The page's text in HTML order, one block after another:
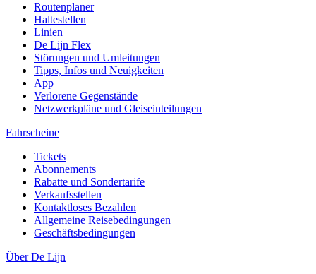
Routenplaner
Haltestellen
Linien
De Lijn Flex
Störungen und Umleitungen
Tipps, Infos und Neuigkeiten
App
Verlorene Gegenstände
Netzwerkpläne und Gleiseinteilungen
Fahrscheine
Tickets
Abonnements
Rabatte und Sondertarife
Verkaufsstellen
Kontaktloses Bezahlen
Allgemeine Reisebedingungen
Geschäftsbedingungen
Über De Lijn